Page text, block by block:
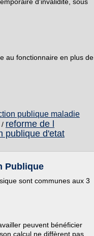
au fonctionnaire en plus de
publique maladie
/ reforme de l
publique d'etat
Publique
sont communes aux 3
peuvent bénéficier
calcul ne diffèrent pas